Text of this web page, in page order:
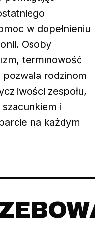
w dopełnieniu
Osoby
terminowość
rodzinom
zespołu,
i
na każdym